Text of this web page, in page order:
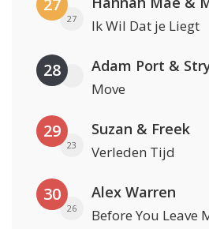
27
27 Ik Wil Dat je Liegt
28 Adam Port &
Move
29
23
Suzan & Freek
Verleden Tijd
30
26
Alex Warren
Before You Leave